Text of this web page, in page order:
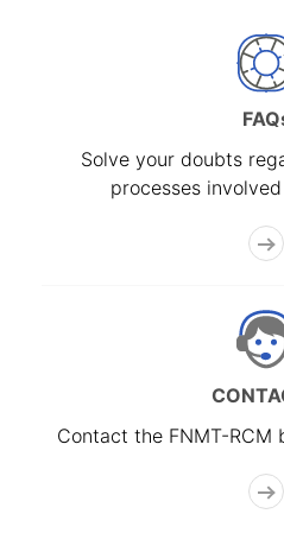
Solve your doubts
processes
Contact the FNMT-RCM